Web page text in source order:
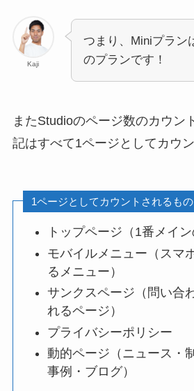
Kaji
つまり、Miniプラン
のプランです！
またStudioのページ数のカウン
記はすべて1ページとしてカウン
1ページとしてカウントされるもの
トップページ（1番メイン
モバイルメニュー（スマ
るメニュー）
サンクスページ（問い合
れるページ）
プライバシーポリシー
動的ページ（ニュース・
事例・ブログ）